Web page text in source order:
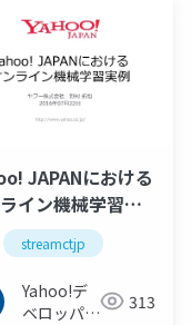
JAPANにおける
イン機械学習実
streamctjp
Yahoo!デ
ベロッパー
313